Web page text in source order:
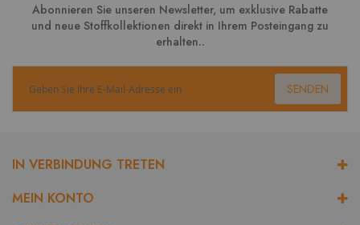
Abonnieren Sie unseren Newsletter, um exklusive Rabatte
und neue Stoffkollektionen direkt in Ihrem Posteingang zu
erhalten..
SENDEN
IN VERBINDUNG TRETEN
MEIN KONTO